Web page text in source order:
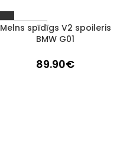
1–3 d. d.
Melns spīdīgs V2 spoileris
BMW G01
89.90€